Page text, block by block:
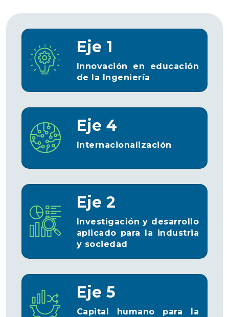
Eje 1
Innovación en educación
de la Ingeniería
Eje 4
Internacionalización
Eje 2
Investigación y desarrollo
aplicado para la industria
y sociedad
Eje 5
Capital humano para la